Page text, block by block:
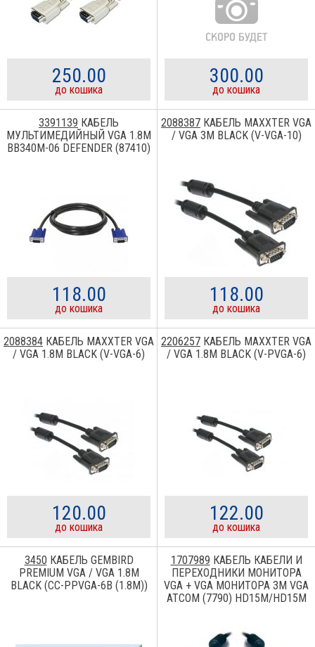
250.00
до кошика
300.00
до кошика
3391139 КАБЕЛЬ
МУЛЬТИМЕДИЙНЫЙ VGA 1.8M
BB340M-06 DEFENDER (87410)
118.00
до кошика
2088387 КАБЕЛЬ MAXXTER VGA
/ VGA 3M BLACK (V-VGA-10)
118.00
до кошика
2088384 КАБЕЛЬ MAXXTER VGA
/ VGA 1.8M BLACK (V-VGA-6)
120.00
до кошика
2206257 КАБЕЛЬ MAXXTER VGA
/ VGA 1.8M BLACK (V-PVGA-6)
122.00
до кошика
3450 КАБЕЛЬ GEMBIRD
PREMIUM VGA / VGA 1.8M
BLACK (CC-PPVGA-6B (1.8М))
1707989 КАБЕЛЬ КАБЕЛИ И
ПЕРЕХОДНИКИ МОНИТОРА
VGA + VGA МОНИТОРА 3М VGA
ATCOM (7790) HD15M/HD15M